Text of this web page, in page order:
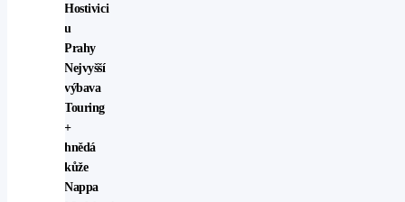
Hostivici
u
Prahy
Nejvyšší
výbava
Touring
+
hnědá
kůže
Nappa